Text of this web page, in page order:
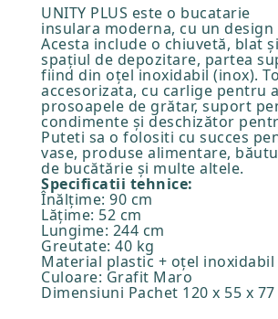
UNITY PLUS este o bucatarie
insulara moderna, cu un design
Acesta include o chiuvetă, blat
spațiul de depozitare, partea
fiind din oțel inoxidabil (inox).
accesorizata, cu carlige pentru
prosoapele de grătar, suport
condimente și deschizător
Puteti sa o folositi cu succes
vase, produse alimentare,
de bucătărie și multe altele.
Specificatii tehnice:
Înălțime: 90 cm
Lățime: 52 cm
Lungime: 244 cm
Greutate: 40 kg
Material plastic + oțel inoxidabil
Culoare: Grafit Maro
Dimensiuni Pachet 120 x 55 x 77